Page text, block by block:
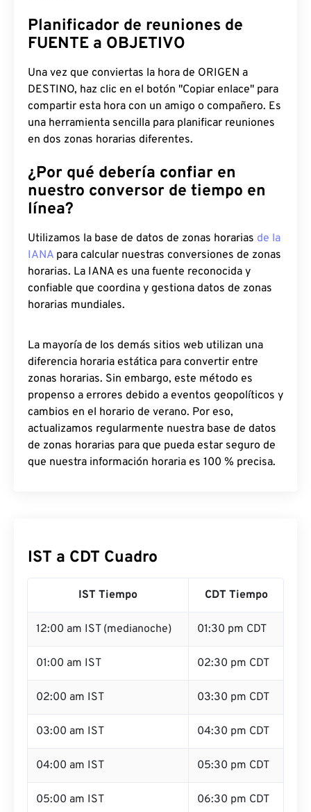
Planificador de reuniones de
FUENTE a OBJETIVO
Una vez que conviertas la hora de ORIGEN a
DESTINO, haz clic en el botón "Copiar enlace" para
compartir esta hora con un amigo o compañero. Es
una herramienta sencilla para planificar reuniones
en dos zonas horarias diferentes.
¿Por qué debería confiar en
nuestro conversor de tiempo en
línea?
Utilizamos la base de datos de zonas horarias de la
IANA para calcular nuestras conversiones de zonas
horarias. La IANA es una fuente reconocida y
confiable que coordina y gestiona datos de zonas
horarias mundiales.
La mayoría de los demás sitios web utilizan una
diferencia horaria estática para convertir entre
zonas horarias. Sin embargo, este método es
propenso a errores debido a eventos geopolíticos y
cambios en el horario de verano. Por eso,
actualizamos regularmente nuestra base de datos
de zonas horarias para que pueda estar seguro de
que nuestra información horaria es 100 % precisa.
IST a CDT Cuadro
IST Tiempo CDT Tiempo
12:00 am IST (medianoche) 01:30 pm CDT
01:00 am IST 02:30 pm CDT
02:00 am IST 03:30 pm CDT
03:00 am IST 04:30 pm CDT
04:00 am IST 05:30 pm CDT
05:00 am IST 06:30 pm CDT